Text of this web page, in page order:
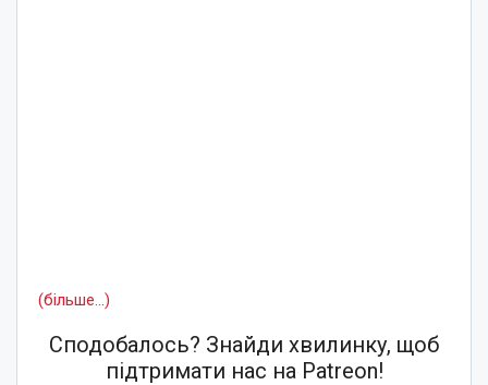
(більше…)
Сподобалось? Знайди хвилинку, щоб
підтримати нас на Patreon!